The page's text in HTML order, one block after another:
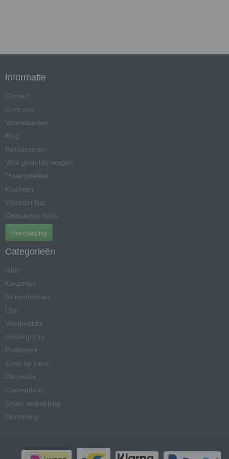
Informatie
Contact
Over ons
Voorwaarden
Blog
Retourneren
Veel gestelde vragen
Privacybeleid
Klachten
Woordenlijst
Calculation tools
Herroeping
Categorieën
Glas
Keramiek
Gereedschap
Lijm
Voegmiddel
Ondergrond
Pakketten
Zoek op kleur
Decoratie
Cadeaubon
Groot verpakking
Opruiming